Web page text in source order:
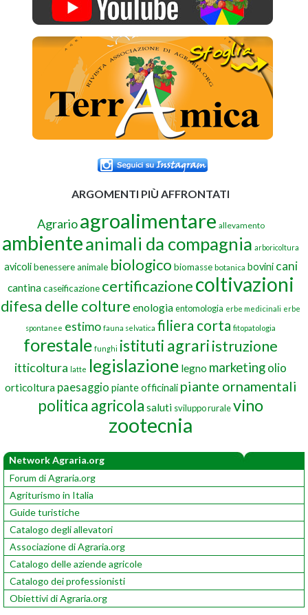
ARGOMENTI PIÙ AFFRONTATI
Agrario agroalimentare allevamento
ambienteanimali da compagnia arboricoltura
avicoli benessere animale biologico biomasse botanica bovini cani
cantina caseificazione certificazionecoltivazioni
difesa delle colture enologiaentomologia erbe medicinali erbe
spontanee estimo fauna selvatica filiera corta fitopatologia
forestale funghi istituti agrariistruzione
itticoltura latte legislazione legno marketingolio
orticoltura paesaggio piante officinali piante ornamentali
politica agricola saluti sviluppo ruralevino
zootecnia
Network Agraria.org
Forum di Agraria.org
Agriturismo in Italia
Guide turistiche
Catalogo degli allevatori
Associazione di Agraria.org
Catalogo delle aziende agricole
Catalogo dei professionisti
Obiettivi di Agraria.org